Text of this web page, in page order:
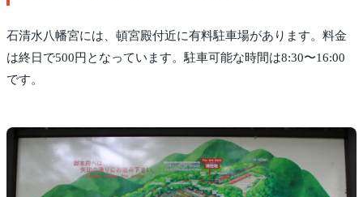
石清水八幡宮には、頓宮殿付近に有料駐車場があります。料金
は終日で500円となっています。駐車可能な時間は8:30〜16:00
です。